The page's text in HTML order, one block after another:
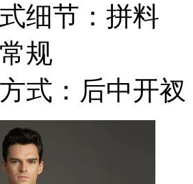
细节：拼料
规
式：后中开衩